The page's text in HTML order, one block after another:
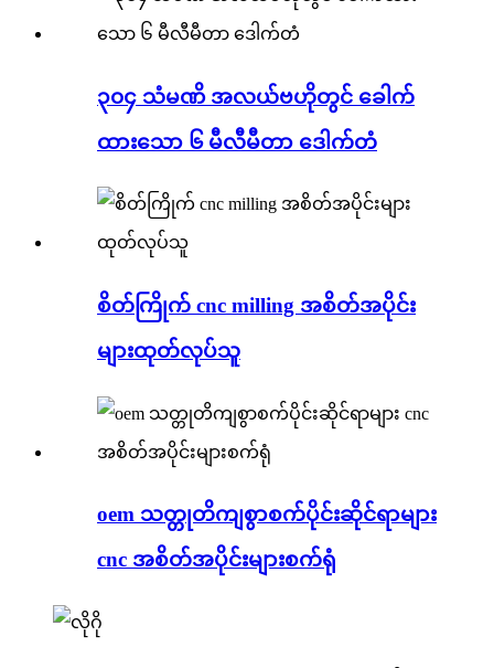
၃၀၄ သံမဏိ အလယ်ဗဟိုတွင် ခေါက်
ထားသော ၆ မီလီမီတာ ဒေါက်တံ
စိတ်ကြိုက် cnc milling အစိတ်အပိုင်း
များထုတ်လုပ်သူ
oem သတ္တုတိကျစွာစက်ပိုင်းဆိုင်ရာများ
cnc အစိတ်အပိုင်းများစက်ရုံ